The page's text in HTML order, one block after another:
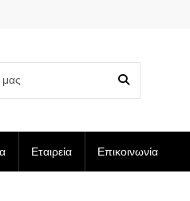
Εταιρεία Επικοινωνία